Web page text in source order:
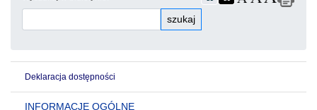
szukaj
Deklaracja dostępności
INFORMACJE OGÓLNE